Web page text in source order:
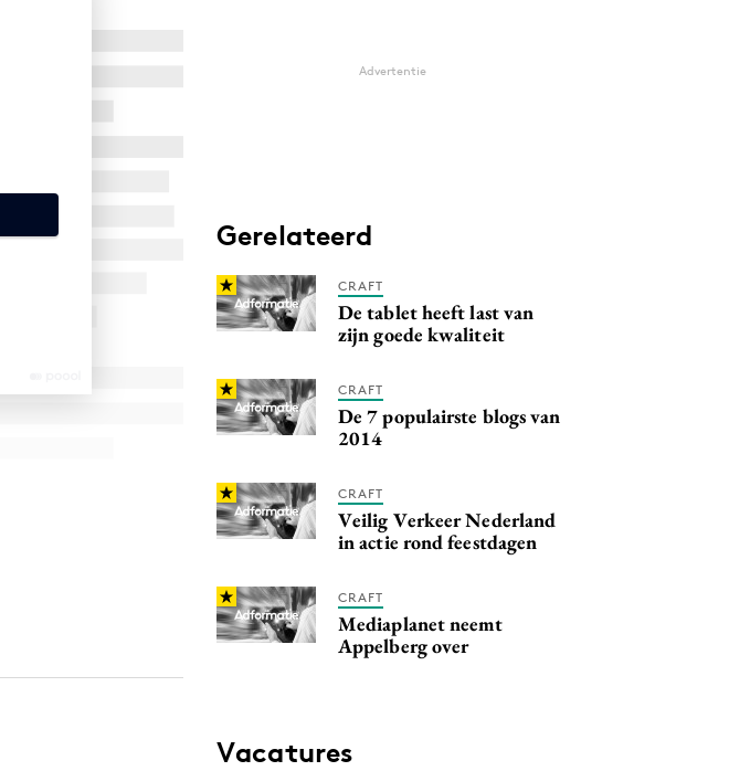
Advertentie
Gerelateerd
CRAFT
De tablet heeft last van
zijn goede kwaliteit
CRAFT
De 7 populairste blogs van
2014
CRAFT
Veilig Verkeer Nederland
in actie rond feestdagen
CRAFT
Mediaplanet neemt
Appelberg over
Vacatures